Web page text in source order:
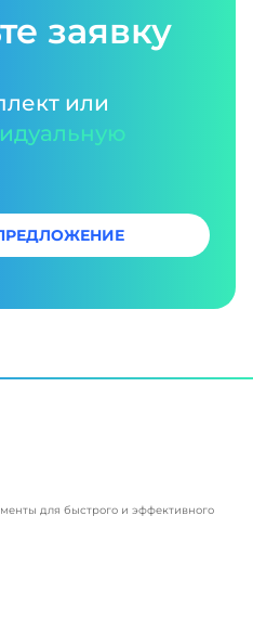
заявку
или
для быстрого и эффективного